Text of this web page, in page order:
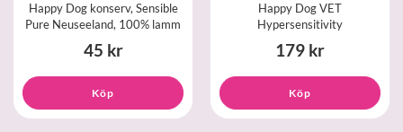
Happy Dog konserv, Sensible
Pure Neuseeland, 100% lamm
45 kr
Köp
Happy Dog VET
Hypersensitivity
179 kr
Köp